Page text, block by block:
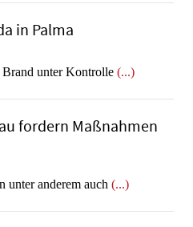
in Palma
unter Kontrolle (...)
fordern Maßnahmen
unter anderem auch (...)